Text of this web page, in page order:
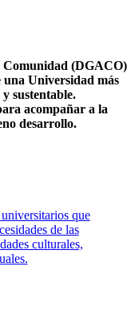
Comunidad (DGACO)
una Universidad más
sustentable.
acompañar a la
desarrollo.
que
de las
culturales,